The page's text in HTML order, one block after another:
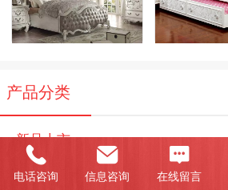
产品分类
新品上市
电话咨询 信息咨询 在线留言